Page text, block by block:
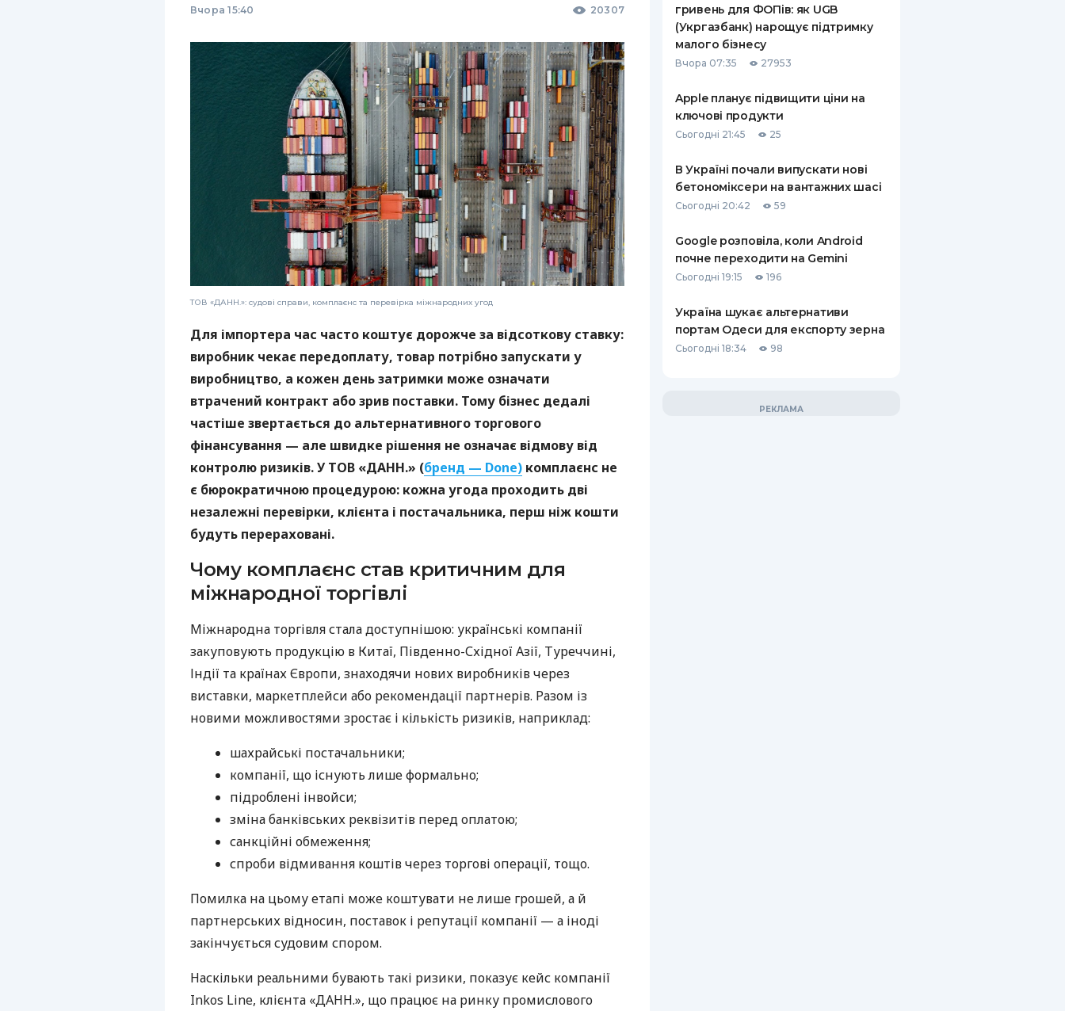
Вчора 15:40 20307
ТОВ «ДАНН.»: судові справи, комплаєнс та перевірка міжнародних угод
Для імпортера час часто коштує дорожче за відсоткову ставку:
виробник чекає передоплату, товар потрібно запускати у
виробництво, а кожен день затримки може означати
втрачений контракт або зрив поставки. Тому бізнес дедалі
частіше звертається до альтернативного торгового
фінансування — але швидке рішення не означає відмову від
контролю ризиків. У ТОВ «ДАНН.» (бренд — Done) комплаєнс не
є бюрократичною процедурою: кожна угода проходить дві
незалежні перевірки, клієнта і постачальника, перш ніж кошти
будуть перераховані.
Чому комплаєнс став критичним для
міжнародної торгівлі
Міжнародна торгівля стала доступнішою: українські компанії
закуповують продукцію в Китаї, Південно-Східної Азії, Туреччині,
Індії та країнах Європи, знаходячи нових виробників через
виставки, маркетплейси або рекомендації партнерів. Разом із
новими можливостями зростає і кількість ризиків, наприклад:
шахрайські постачальники;
компанії, що існують лише формально;
підроблені інвойси;
зміна банківських реквізитів перед оплатою;
санкційні обмеження;
спроби відмивання коштів через торгові операції, тощо.
Помилка на цьому етапі може коштувати не лише грошей, а й
партнерських відносин, поставок і репутації компанії — а іноді
закінчується судовим спором.
Наскільки реальними бувають такі ризики, показує кейс компанії
Inkos Line, клієнта «ДАНН.», що працює на ринку промислового
гривень для ФОПів: як UGB
(Укргазбанк) нарощує підтримку
малого бізнесу
Вчора 07:35 27953
Apple планує підвищити ціни на
ключові продукти
Сьогодні 21:45 25
В Україні почали випускати нові
бетономіксери на вантажних шасі
Сьогодні 20:42 59
Google розповіла, коли Android
почне переходити на Gemini
Сьогодні 19:15 196
Україна шукає альтернативи
портам Одеси для експорту зерна
Сьогодні 18:34 98